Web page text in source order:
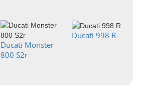
Ducati Monster
800 S2r
Ducati 998 R